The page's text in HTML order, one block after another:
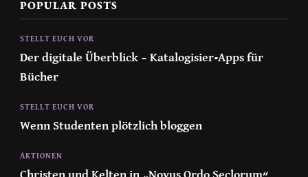
POPULAR POSTS
STELLT EUCH VOR
Der digitale Überblick – Katalogisier-Apps für
Bücher
STELLT EUCH VOR
Wenn Studenten plötzlich bloggen
AKTIONEN